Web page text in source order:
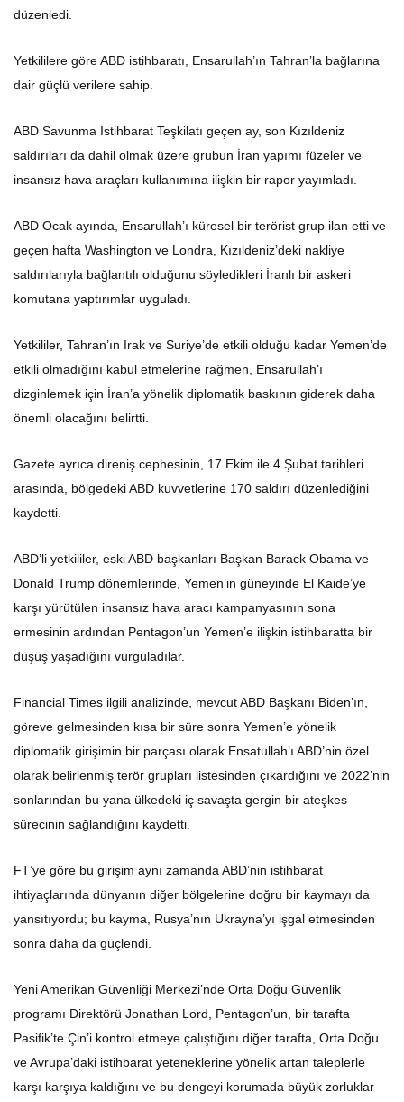
düzenledi.
Yetkililere göre ABD istihbaratı, Ensarullah’ın Tahran’la bağlarına
dair güçlü verilere sahip.
ABD Savunma İstihbarat Teşkilatı geçen ay, son Kızıldeniz
saldırıları da dahil olmak üzere grubun İran yapımı füzeler ve
insansız hava araçları kullanımına ilişkin bir rapor yayımladı.
ABD Ocak ayında, Ensarullah’ı küresel bir terörist grup ilan etti ve
geçen hafta Washington ve Londra, Kızıldeniz’deki nakliye
saldırılarıyla bağlantılı olduğunu söyledikleri İranlı bir askeri
komutana yaptırımlar uyguladı.
Yetkililer, Tahran’ın Irak ve Suriye’de etkili olduğu kadar Yemen’de
etkili olmadığını kabul etmelerine rağmen, Ensarullah’ı
dizginlemek için İran’a yönelik diplomatik baskının giderek daha
önemli olacağını belirtti.
Gazete ayrıca direniş cephesinin, 17 Ekim ile 4 Şubat tarihleri
arasında, bölgedeki ABD kuvvetlerine 170 saldırı düzenlediğini
kaydetti.
ABD’li yetkililer, eski ABD başkanları Başkan Barack Obama ve
Donald Trump dönemlerinde, Yemen’in güneyinde El Kaide’ye
karşı yürütülen insansız hava aracı kampanyasının sona
ermesinin ardından Pentagon’un Yemen’e ilişkin istihbaratta bir
düşüş yaşadığını vurguladılar.
Financial Times ilgili analizinde, mevcut ABD Başkanı Biden’ın,
göreve gelmesinden kısa bir süre sonra Yemen’e yönelik
diplomatik girişimin bir parçası olarak Ensatullah’ı ABD’nin özel
olarak belirlenmiş terör grupları listesinden çıkardığını ve 2022’nin
sonlarından bu yana ülkedeki iç savaşta gergin bir ateşkes
sürecinin sağlandığını kaydetti.
FT’ye göre bu girişim aynı zamanda ABD’nin istihbarat
ihtiyaçlarında dünyanın diğer bölgelerine doğru bir kaymayı da
yansıtıyordu; bu kayma, Rusya’nın Ukrayna’yı işgal etmesinden
sonra daha da güçlendi.
Yeni Amerikan Güvenliği Merkezi’nde Orta Doğu Güvenlik
programı Direktörü Jonathan Lord, Pentagon’un, bir tarafta
Pasifik’te Çin’i kontrol etmeye çalıştığını diğer tarafta, Orta Doğu
ve Avrupa’daki istihbarat yeteneklerine yönelik artan taleplerle
karşı karşıya kaldığını ve bu dengeyi korumada büyük zorluklar